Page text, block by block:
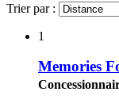
Trier par :
1
Memories